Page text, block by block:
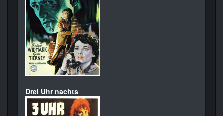
Drei Uhr nachts